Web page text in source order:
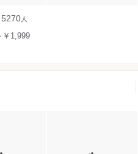
5270 人
￥1,999